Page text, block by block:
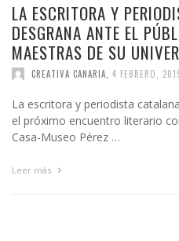
LA ESCRITORA Y
DESGRANA ANTE EL
MAESTRAS DE SU
CREATIVA CANARIA 4 FEBRERO,
La escritora y periodista
el próximo encuentro literario
Casa-Museo Pérez …
Leer más